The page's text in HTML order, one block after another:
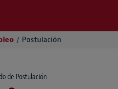
Postulación
de Postulación